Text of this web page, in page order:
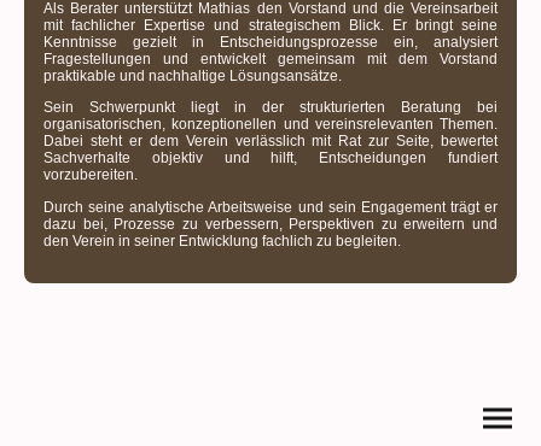
Als Berater unterstützt Mathias den Vorstand und die Vereinsarbeit
mit fachlicher Expertise und strategischem Blick. Er bringt seine
Kenntnisse gezielt in Entscheidungsprozesse ein, analysiert
Fragestellungen und entwickelt gemeinsam mit dem Vorstand
praktikable und nachhaltige Lösungsansätze.
Sein Schwerpunkt liegt in der strukturierten Beratung bei
organisatorischen, konzeptionellen und vereinsrelevanten Themen.
Dabei steht er dem Verein verlässlich mit Rat zur Seite, bewertet
Sachverhalte objektiv und hilft, Entscheidungen fundiert
vorzubereiten.
Durch seine analytische Arbeitsweise und sein Engagement trägt er
dazu bei, Prozesse zu verbessern, Perspektiven zu erweitern und
den Verein in seiner Entwicklung fachlich zu begleiten.
Konzept & Webdesign by Daniel Wirth